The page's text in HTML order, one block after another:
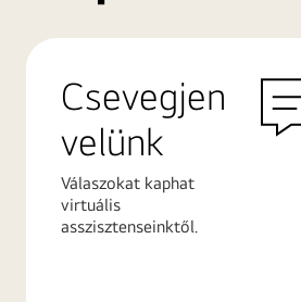
Csevegjen
velünk
Válaszokat kaphat
virtuális
asszisztenseinktől.